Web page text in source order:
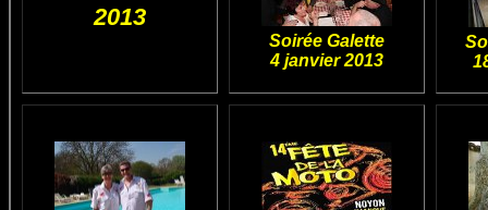
2013
Soirée Galette
4 janvier 2013